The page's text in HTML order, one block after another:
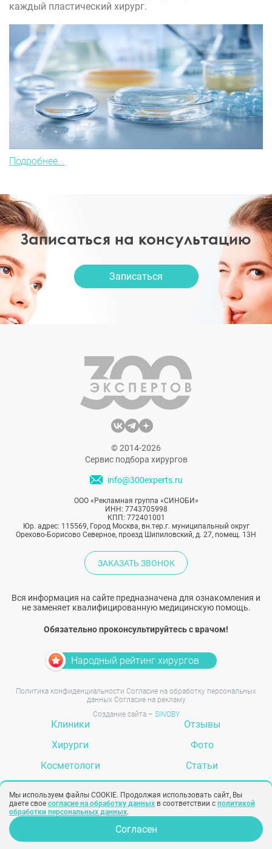
каждый пластический хирург.
Подробнее...
Записаться на консультацию
Записаться
© 2014-2026
Сервис подбора хирургов
info@300experts.ru
ООО «Рекламная группа «СИНОБИ»
ИНН: 7743705998
КПП: 772401001
Юр. адрес: 115569, Город Москва, вн.тер.г. муниципальный округ
Орехово-Борисово Северное, проезд Шипиловский, д. 27, помещ. 13Н
ЗАКАЗАТЬ ЗВОНОК
Вся информация на сайте предназначена для ознакомления и
не заменяет квалифицированную медицинскую помощь.
Обязательно проконсультируйтесь с врачом!
Народный рейтинг хирургов
Политика конфиденциальности Согласие на обработку персональных
данных Согласие на рекламу
Создание сайта – SINOBY
Клиники
Хирурги
Косметологи
Отзывы
Фото
Статьи
Мы используем файлы COOKIE. Продолжая использовать сайт, Вы
даете свое согласие на обработку данных в соответствии с политикой
обработки персональных данных.
Согласен
Опрос для врачей